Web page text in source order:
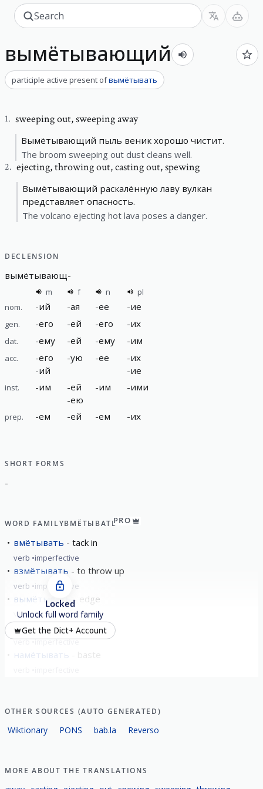
вымётывающий
participle active present ofвымётывать
1. sweeping out,sweeping away
Вымётывающий пыль веник хорошо чистит.
The broom sweeping out dust cleans well.
2. ejecting,throwing out, casting out, spewing
Вымётывающий раскалённую лаву вулкан
представляет опасность.
The volcano ejecting hot lava poses a danger.
DECLENSION
вымётывающ-
m f n
pl
nom.
-ий -ая -ее -ие
gen. -его -ей -его -их
dat. -ему -ей -ему -им
acc. -его
-ий
-ую -ее -их
-ие
inst. -им -ей
-ею
-им -ими
prep. -ем -ей -ем -их
SHORT FORMS
-
WORD FAMILYВМЁТЫВАТЬPRO
вмётывать tack in
verb imperfective
взмётывать to throw up
verb imperfective
вымётывать edge
verb imperfective
замётывать baste
verb imperfective
намётывать
Locked
Unlock full word family
Get the Dict+ Account
OTHER SOURCES (AUTO GENERATED)
Wiktionary PONS bab.la Reverso
MORE ABOUT THE TRANSLATIONS